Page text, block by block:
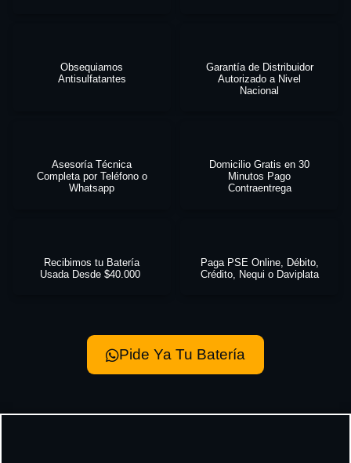
Obsequiamos
Antisulfatantes
Garantía de Distribuidor
Autorizado a Nivel
Nacional
Asesoría Técnica
Completa por Teléfono o
Whatsapp
Domicilio Gratis en 30
Minutos Pago
Contraentrega
Recibimos tu Batería
Usada Desde $40.000
Paga PSE Online, Débito,
Crédito, Nequi o Daviplata
Pide Ya Tu Batería